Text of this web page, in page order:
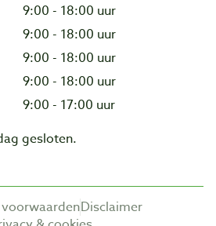
9:00 - 18:00 uur
9:00 - 18:00 uur
9:00 - 18:00 uur
9:00 - 18:00 uur
9:00 - 17:00 uur
gesloten.
Disclaimer